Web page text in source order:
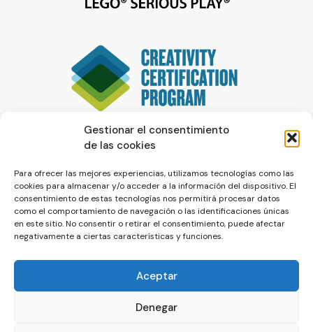
Gestionar el consentimiento
de las cookies
Para ofrecer las mejores experiencias, utilizamos tecnologías como las
cookies para almacenar y/o acceder a la información del dispositivo. El
consentimiento de estas tecnologías nos permitirá procesar datos
como el comportamiento de navegación o las identificaciones únicas
en este sitio. No consentir o retirar el consentimiento, puede afectar
negativamente a ciertas características y funciones.
Aceptar
Denegar